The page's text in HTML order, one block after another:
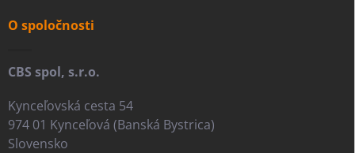
O spoločnosti
CBS spol, s.r.o.
Kynceľovská cesta 54
974 01 Kynceľová (Banská Bystrica)
Slovensko